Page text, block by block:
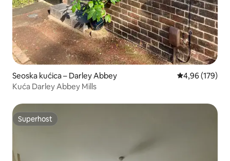
Seoska kućica – Darley Abbey Prosječna
4,96 (179)
Kuća Darley Abbey Mills
Superhost
Superhost